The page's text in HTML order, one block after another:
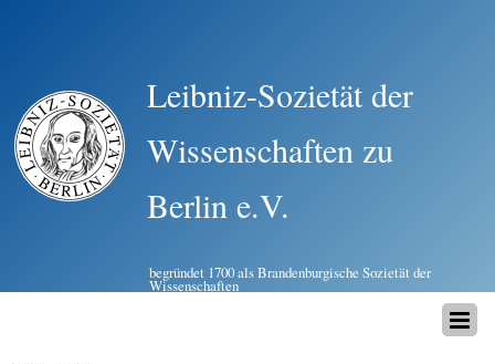
Leibniz-Sozietät der
Wissenschaften zu
Berlin e.V.
begründet 1700 als Brandenburgische Sozietät der
Wissenschaften